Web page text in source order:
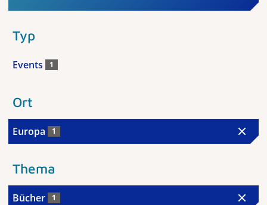
Typ
Events 1
Ort
Europa 1
Thema
Bücher 1